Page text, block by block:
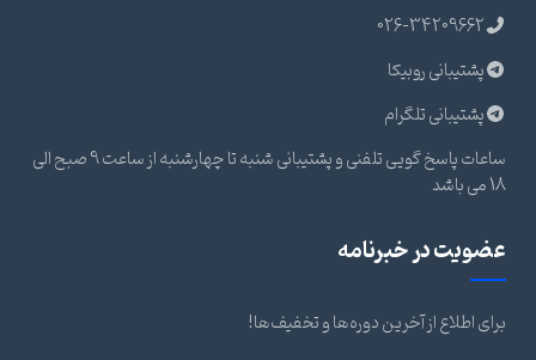
026-34209662
پشتیبانی روبیکا
پشتیبانی تلگرام
ساعات پاسخ گویی تلفنی و پشتیبانی شنبه تا چهارشنبه از ساعت 9 صبح الی
18 می باشد
عضویت در خبرنامه
برای اطلاع از آخرین دوره‌ها و تخفیف‌ها!